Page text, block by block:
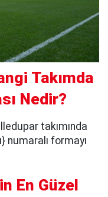
Takımda
Nedir?
takımında
numaralı formayı
En Güzel